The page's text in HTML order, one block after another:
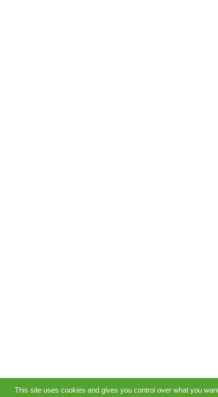
This site uses cookies and gives you control over what you